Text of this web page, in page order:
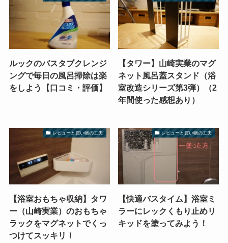
ルックのバスタブクレンジ
ングで毎日の風呂掃除は楽
をしよう【口コミ・評価】
【タワー】山崎実業のマグ
ネット風呂蓋スタンド（浴
室改造シリーズ第3弾）（2
年間使った感想あり）
レビューと買い物の工夫
【浴室おもちゃ収納】タワ
ー（山崎実業）のおもちゃ
ラックをマグネットでくっ
つけてスッキリ！
レビューと買い物の工夫
【快適バスタイム】浴室ミ
ラーにレックくもり止めリ
キッドを塗ってみよう！